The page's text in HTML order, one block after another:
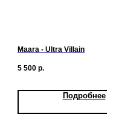
Maara - Ultra Villain
5 500 р.
Подробнее